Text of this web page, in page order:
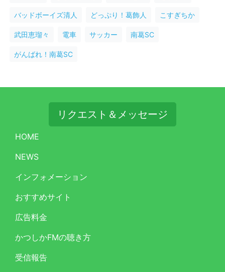
バッドボーイズ清人 どっぷり！葛飾人 こすぎちか
武田恵瑠々 電車 サッカー 南葛SC
がんばれ！南葛SC
リクエスト＆メッセージ
HOME
NEWS
インフォメーション
おすすめサイト
広告料金
かつしかFMの聴き方
受信報告